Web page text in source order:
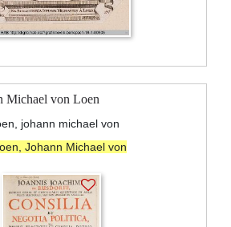
Michael von Loen
johann michael von
Johann Michael von